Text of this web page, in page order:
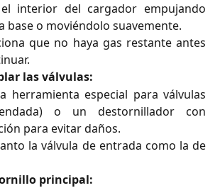
interior del cargador empujando
base o moviéndolo suavemente.
que no haya gas restante antes
las válvulas:
herramienta especial para válvulas
o un destornillador con
para evitar daños.
la válvula de entrada como la de
principal: